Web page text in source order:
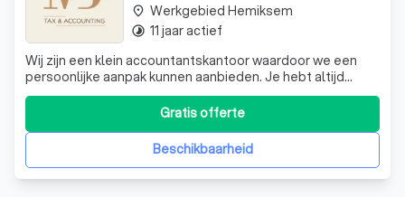
Wij zijn een klein accountantskantoor waardoor we een
persoonlijke aanpak kunnen aanbieden. Je hebt altijd
rechtstreeks contact met dezelfde dossierbeheerder.
Onze tarieven zijn ook heel transparant. We hanteren één
vast bedrag voor de volledige boekhouding. Zo weet u
waar u aan toe bent. Extra kos
Beschikbaarheid
Gratis offerte
place Werkgebied Hemiksem
timelapse 11 jaar actief